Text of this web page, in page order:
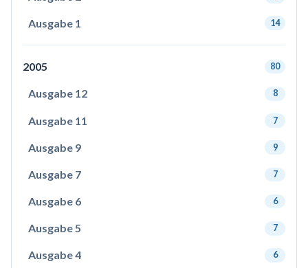
Ausgabe 1 14
2005 80
Ausgabe 12 8
Ausgabe 11 7
Ausgabe 9 9
Ausgabe 7 7
Ausgabe 6 6
Ausgabe 5 7
Ausgabe 4 6